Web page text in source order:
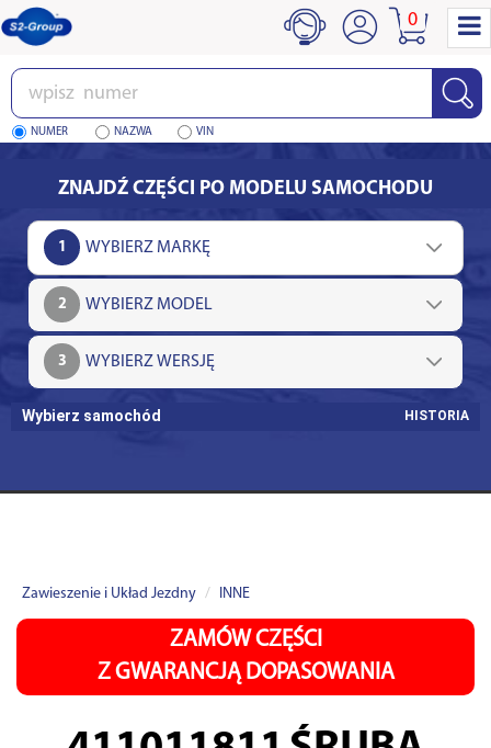
Wpisz
numer
NUMER NAZWA VIN
0
ZNAJDŹ CZĘŚCI PO MODELU SAMOCHODU
1
2
3
Wybierz samochód HISTORIA
Zawieszenie i Układ Jezdny INNE
ZAMÓW CZĘŚCI
Z GWARANCJĄ DOPASOWANIA